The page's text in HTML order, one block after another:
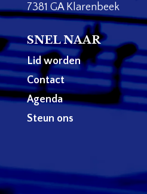
7381 GA Klarenbeek
SNEL NAAR
Lid worden
Contact
Agenda
Steun ons